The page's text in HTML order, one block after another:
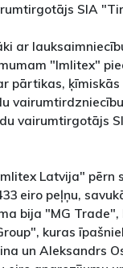
SIA
ar
"Imlitex"
pārtikas,
vairumtirgotājs
Latvija" pērn
eiro peļņu,
bija "MG
kuras
un Aleksandrs